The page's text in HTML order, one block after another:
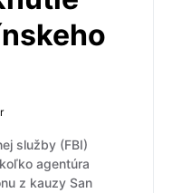
služby (FBI)
agentúra
z kauzy San